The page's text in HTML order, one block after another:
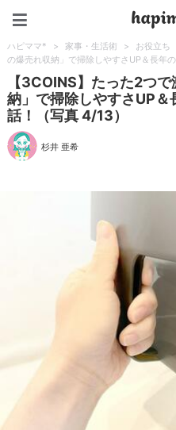
ハピママ* > 家事・生活術 > お役立ち
の爆売れ収納」で掃除しやすさUP＆長年
【3COINS】たった2つ
納」で掃除しやすさUP＆
話！（写真 4/13）
杉井 亜希